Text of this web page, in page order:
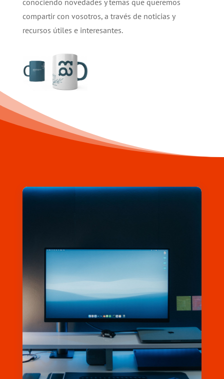
conociendo novedades y temas que queremos
compartir con vosotros, a través de noticias y
recursos útiles e interesantes.